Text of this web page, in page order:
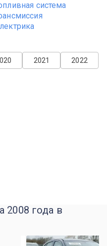
система
2022
2021
2008 года в